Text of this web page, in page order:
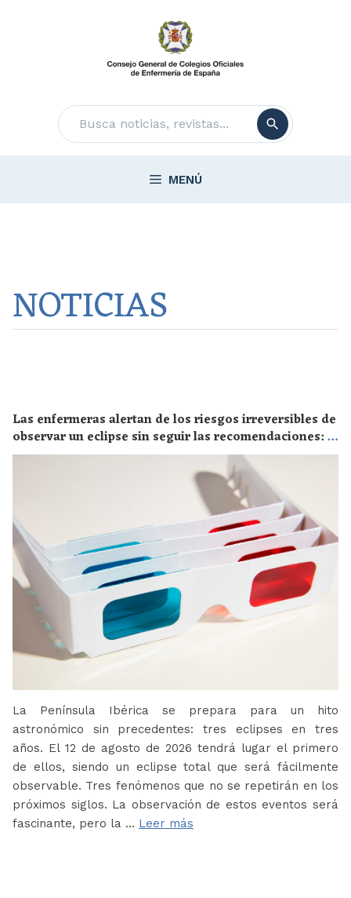
Buscar
MENÚ
NOTICIAS
Las enfermeras alertan de los riesgos irreversibles de
observar un eclipse sin seguir las recomendaciones: la
retinopatía solar es el mayor de los peligros
La Península Ibérica se prepara para un hito
astronómico sin precedentes: tres eclipses en tres
años. El 12 de agosto de 2026 tendrá lugar el primero
de ellos, siendo un eclipse total que será fácilmente
observable. Tres fenómenos que no se repetirán en los
próximos siglos. La observación de estos eventos será
fascinante, pero la … Leer más